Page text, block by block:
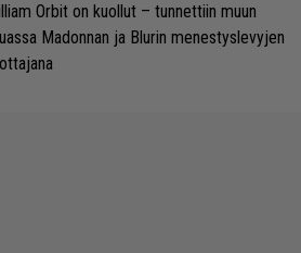
Orbit on kuollut – tunnettiin muun
Madonnan ja Blurin menestyslevyjen